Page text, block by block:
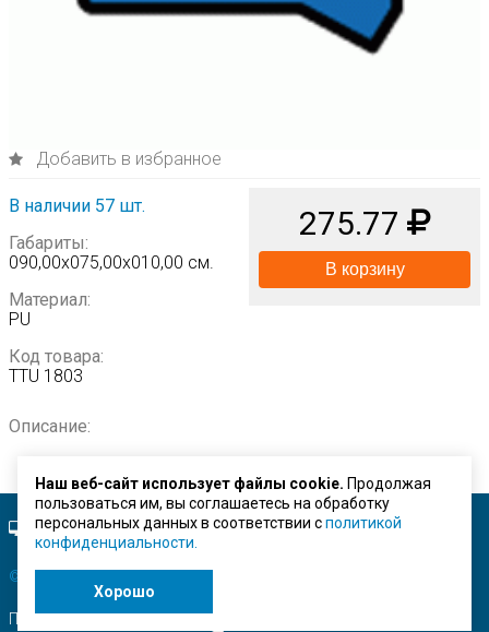
Добавить в избранное
В наличии 57 шт.
Габариты:
090,00х075,00х010,00 см.
Материал:
PU
Код товара:
TTU 1803
275.77
В корзину
Описание:
Полная версия сайта.
© ЗАО "Строймашсервис"
Поисковое продвижение
Наш веб-сайт использует файлы cookie. Продолжая
пользоваться им, вы соглашаетесь на обработку
персональных данных в соответствии сполитикой
конфиденциальности.
Хорошо